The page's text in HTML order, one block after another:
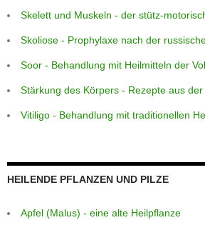
Skelett und Muskeln - der stütz-
Skoliose - Prophylaxe nach der
Soor - Behandlung mit Heilmitteln der
Stärkung des Körpers - Rezepte aus der
Vitiligo - Behandlung mit traditionellen
HEILENDE PFLANZEN UND PILZE
Apfel (Malus) - eine alte Heilpflanze